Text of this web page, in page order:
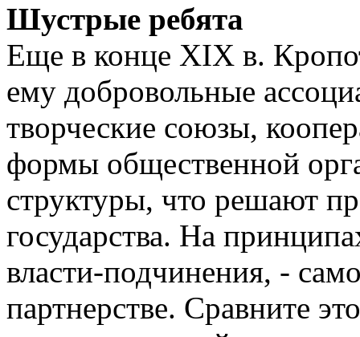
Шустрые ребята
Еще в конце XIX в.
ему добровольные
творческие союзы,
формы общественной
структуры, что решают
государства. На
власти-подчинения, -
партнерстве. Сравните